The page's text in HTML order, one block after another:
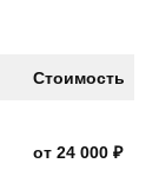
Стоимость
от 24 000 ₽